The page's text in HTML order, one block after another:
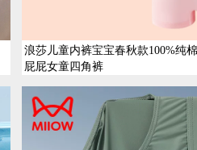
浪莎儿童内裤宝宝春秋款100%纯
屁屁女童四角裤